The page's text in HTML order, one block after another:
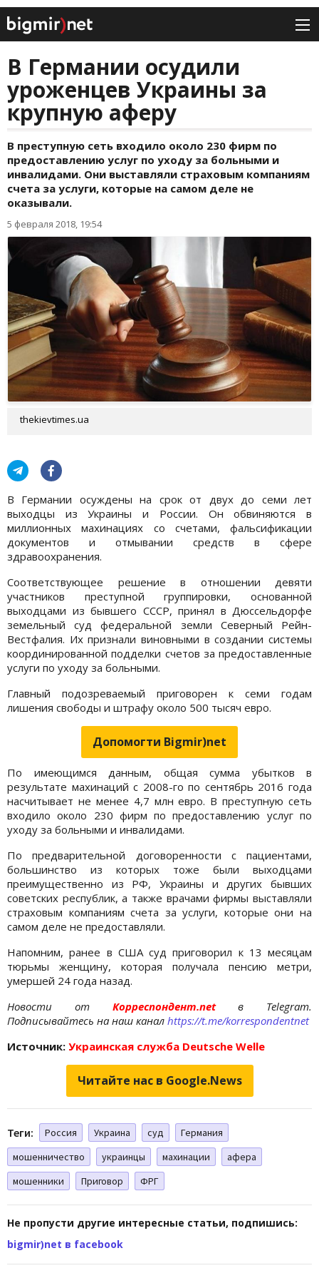
В Германии осудили
уроженцев Украины за
крупную аферу
В преступную сеть входило около 230 фирм по
предоставлению услуг по уходу за больными и
инвалидами. Они выставляли страховым компаниям
счета за услуги, которые на самом деле не
оказывали.
5 февраля 2018, 19:54
thekievtimes.ua
В Германии осуждены на срок от двух до семи лет
выходцы из Украины и России. Он обвиняются в
миллионных махинациях со счетами, фальсификации
документов и отмывании средств в сфере
здравоохранения.
Соответствующее решение в отношении девяти
участников преступной группировки, основанной
выходцами из бывшего СССР, принял в Дюссельдорфе
земельный суд федеральной земли Северный Рейн-
Вестфалия. Их признали виновными в создании системы
координированной подделки счетов за предоставленные
услуги по уходу за больными.
Главный подозреваемый приговорен к семи годам
лишения свободы и штрафу около 500 тысяч евро.
Допомогти Bigmir)net
По имеющимся данным, общая сумма убытков в
результате махинаций с 2008-го по сентябрь 2016 года
насчитывает не менее 4,7 млн евро. В преступную сеть
входило около 230 фирм по предоставлению услуг по
уходу за больными и инвалидами.
По предварительной договоренности с пациентами,
большинство из которых тоже были выходцами
преимущественно из РФ, Украины и других бывших
советских республик, а также врачами фирмы выставляли
страховым компаниям счета за услуги, которые они на
самом деле не предоставляли.
Напомним, ранее в США суд приговорил к 13 месяцам
тюрьмы женщину, которая получала пенсию метри,
умершей 24 года назад.
Новости от Корреспондент.netв Telegram.
Подписывайтесь на наш канал https://t.me/korrespondentnet
Источник: Украинская служба Deutsche Welle
Читайте нас в Google.News
Теги: Россия Украина суд
Германия
мошенничество
украинцы махинации
афера
мошенники
Приговор ФРГ
Не пропусти другие интересные статьи, подпишись:
bigmir)net в facebook